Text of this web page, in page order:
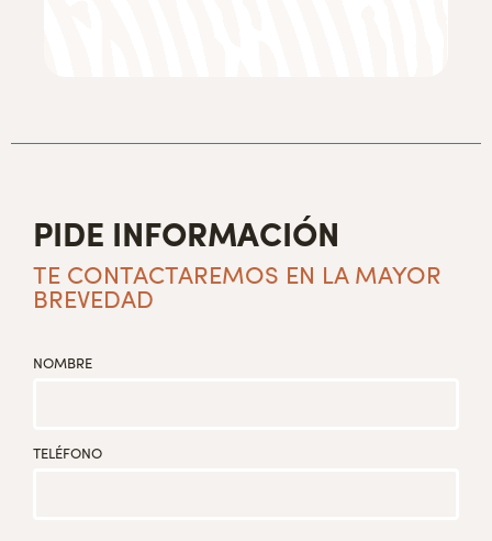
PIDE INFORMACIÓN
TE CONTACTAREMOS EN LA MAYOR
BREVEDAD
NOMBRE
TELÉFONO